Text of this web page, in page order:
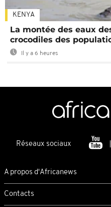
KENYA
La montée des eaux
crocodiles des
Il y a 6 heures
Réseaux sociaux
A propos d'Africanews
Contacts